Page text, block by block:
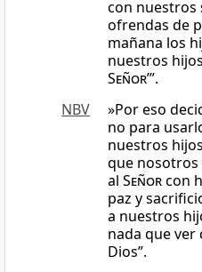
con nuestros
ofrendas de
mañana los
nuestros
Señor’”.
NBV
»Por eso
no para
nuestros
que
al Señorcon
paz y
a nuestros
nada que ver
Dios”.